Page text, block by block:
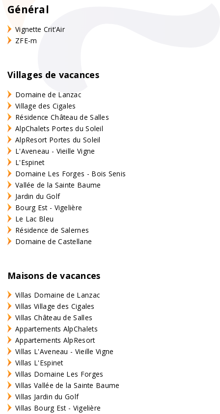
Général
Vignette Crit'Air
ZFE-m
Villages de vacances
Domaine de Lanzac
Village des Cigales
Résidence Château de Salles
AlpChalets Portes du Soleil
AlpResort Portes du Soleil
L'Aveneau - Vieille Vigne
L'Espinet
Domaine Les Forges - Bois Senis
Vallée de la Sainte Baume
Jardin du Golf
Bourg Est - Vigelière
Le Lac Bleu
Résidence de Salernes
Domaine de Castellane
Maisons de vacances
Villas Domaine de Lanzac
Villas Village des Cigales
Villas Château de Salles
Appartements AlpChalets
Appartements AlpResort
Villas L'Aveneau - Vieille Vigne
Villas L'Espinet
Villas Domaine Les Forges
Villas Vallée de la Sainte Baume
Villas Jardin du Golf
Villas Bourg Est - Vigelière